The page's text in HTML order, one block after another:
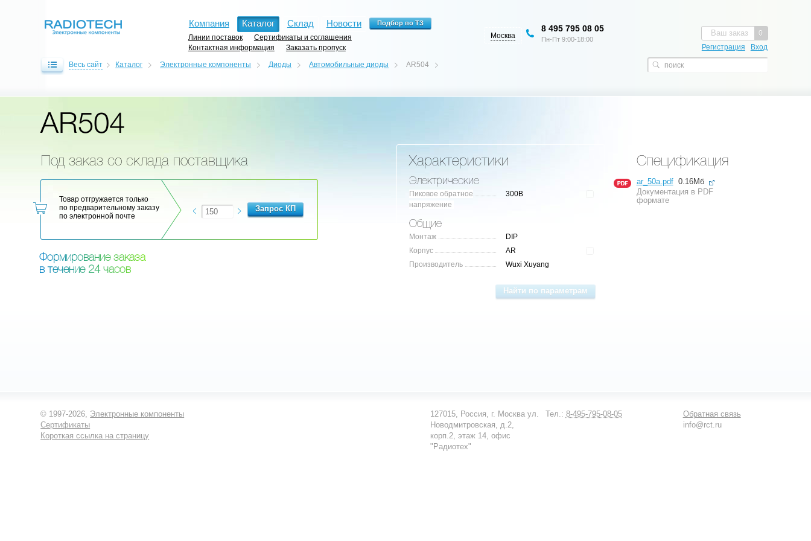
Компания Каталог Склад Новости
Линии поставок
Сертификаты и соглашения
Контактная информация
Заказать пропуск
0
Ваш заказ
Регистрация Вход
Москва
8 495 795 08 05
Пн-Пт 9:00-18:00
Весь сайт Каталог Электронные компоненты Диоды Автомобильные диоды AR504
AR504
Под заказ со склада поставщика
Товар отгружается только
по предварительному заказу
по электронной почте
Формирование заказа
в течение 24 часов
Характеристики
Электрические
Пиковое обратное
напряжение
300В
Общие
Монтаж
DIP
Корпус
AR
Производитель
Wuxi Xuyang
Спецификация
ar_50a.pdf 0.16Мб
Документация в PDF
формате
© 1997-2026, Электронные компоненты
Сертификаты
Короткая ссылка на страницу
Обратная связь
info@rct.ru
Тел.: 8-495-795-08-05
127015, Россия, г. Москва ул.
Новодмитровская, д.2,
корп.2, этаж 14, офис
"Радиотех"